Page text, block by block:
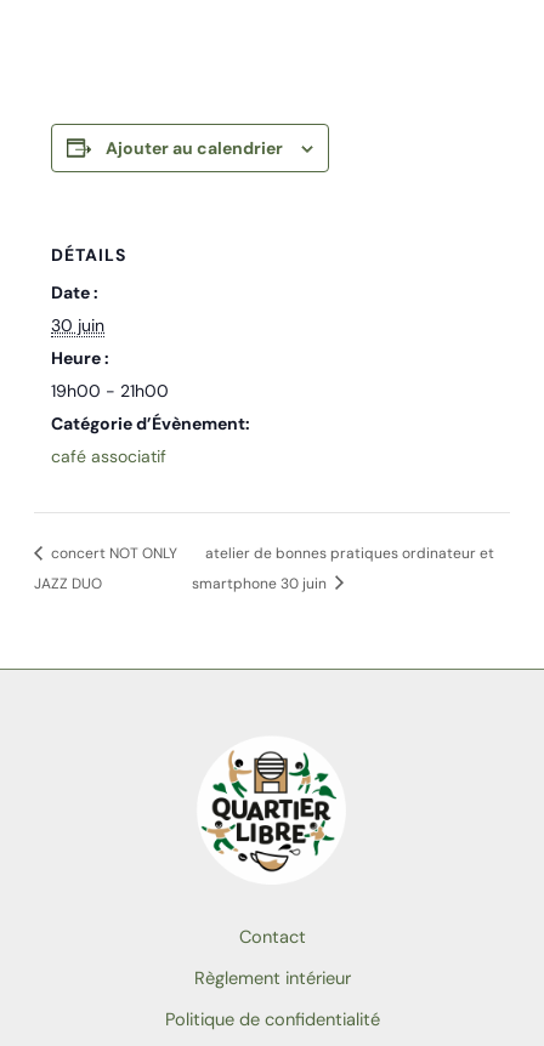
Ajouter au calendrier
DÉTAILS
Date :
30 juin
Heure :
19h00 - 21h00
Catégorie d’Évènement:
café associatif
concert NOT ONLY
JAZZ DUO
atelier de bonnes pratiques ordinateur et
smartphone 30 juin
Contact
Règlement intérieur
Politique de confidentialité